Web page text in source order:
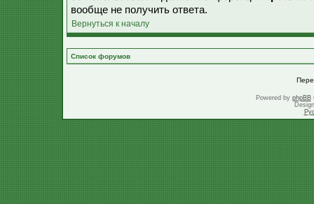
вообще не получить ответа.
Вернуться к началу
Список форумов
Powered by phpBB